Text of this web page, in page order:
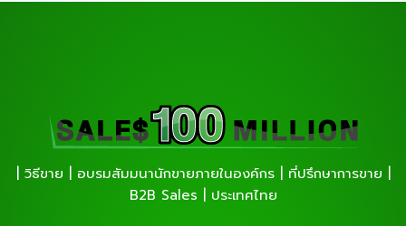
| วิธีขาย | อบรมสัมมนานักขายภายในองค์กร | ที่ปรึกษาการขาย |
B2B Sales | ประเทศไทย